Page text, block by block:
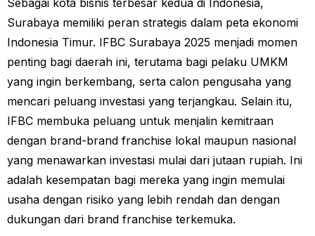
Surabaya memiliki peran strategis dalam peta ekonomi
Indonesia Timur. IFBC Surabaya 2025 menjadi momen
penting bagi daerah ini, terutama bagi pelaku UMKM
yang ingin berkembang, serta calon pengusaha yang
mencari peluang investasi yang terjangkau. Selain itu,
IFBC membuka peluang untuk menjalin kemitraan
dengan brand-brand franchise lokal maupun nasional
yang menawarkan investasi mulai dari jutaan rupiah. Ini
adalah kesempatan bagi mereka yang ingin memulai
usaha dengan risiko yang lebih rendah dan dengan
dukungan dari brand franchise terkemuka.